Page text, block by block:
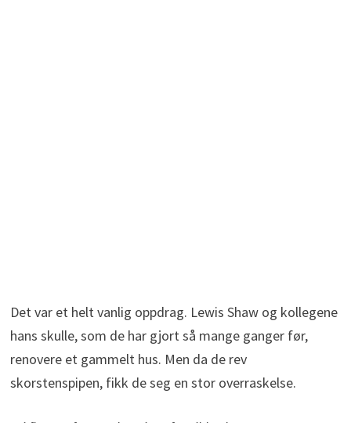
Det var et helt vanlig oppdrag. Lewis Shaw og kollegene
hans skulle, som de har gjort så mange ganger før,
renovere et gammelt hus. Men da de rev
skorstenspipen, fikk de seg en stor overraskelse.